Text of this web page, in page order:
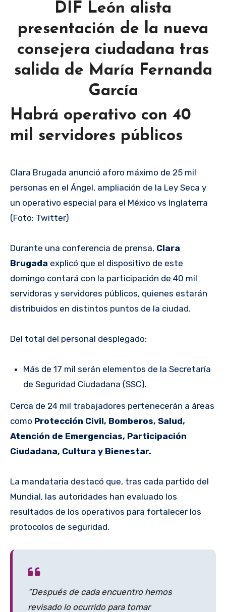
DIF León alista
presentación de la nueva
consejera ciudadana tras
salida de María Fernanda
García
Habrá operativo con 40
mil servidores públicos
Clara Brugada anunció aforo máximo de 25 mil
personas en el Ángel, ampliación de la Ley Seca y
un operativo especial para el México vs Inglaterra
(Foto: Twitter)
Durante una conferencia de prensa, Clara
Brugada explicó que el dispositivo de este
domingo contará con la participación de 40 mil
servidoras y servidores públicos, quienes estarán
distribuidos en distintos puntos de la ciudad.
Del total del personal desplegado:
Más de 17 mil serán elementos de la Secretaría
de Seguridad Ciudadana (SSC).
Cerca de 24 mil trabajadores pertenecerán a áreas
como Protección Civil, Bomberos, Salud,
Atención de Emergencias, Participación
Ciudadana, Cultura y Bienestar.
La mandataria destacó que, tras cada partido del
Mundial, las autoridades han evaluado los
resultados de los operativos para fortalecer los
protocolos de seguridad.
“Después de cada encuentro hemos
revisado lo ocurrido para tomar